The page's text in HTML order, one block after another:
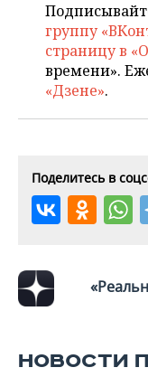
группу
страницу в
времени».
«Дзене».
Поделитесь в
НОВОСТИ